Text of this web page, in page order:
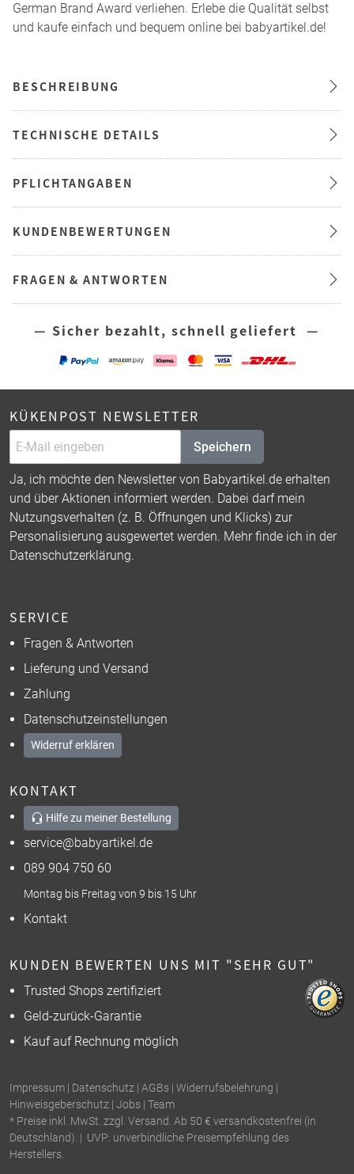
German Brand Award verliehen. Erlebe die Qualität selbst
und kaufe einfach und bequem online bei babyartikel.de!
BESCHREIBUNG
TECHNISCHE DETAILS
PFLICHTANGABEN
KUNDENBEWERTUNGEN
FRAGEN & ANTWORTEN
— Sicher bezahlt, schnell geliefert —
KÜKENPOST NEWSLETTER
Speichern
Ja, ich möchte den Newsletter von Babyartikel.de erhalten
und über Aktionen informiert werden. Dabei darf mein
Nutzungsverhalten (z. B. Öffnungen und Klicks) zur
Personalisierung ausgewertet werden. Mehr finde ich in der
Datenschutzerklärung.
SERVICE
Fragen & Antworten
Lieferung und Versand
Zahlung
Datenschutzeinstellungen
Widerruf erklären
KONTAKT
Hilfe zu meiner Bestellung
service@babyartikel.de
089 904 750 60
Montag bis Freitag von 9 bis 15 Uhr
Kontakt
KUNDEN BEWERTEN UNS MIT "SEHR GUT"
Trusted Shops zertifiziert
Geld-zurück-Garantie
Kauf auf Rechnung möglich
Impressum | Datenschutz | AGBs | Widerrufsbelehrung |
Hinweisgeberschutz | Jobs | Team
* Preise inkl. MwSt. zzgl. Versand. Ab 50 € versandkostenfrei (in
Deutschland). | UVP: unverbindliche Preisempfehlung des
Herstellers.